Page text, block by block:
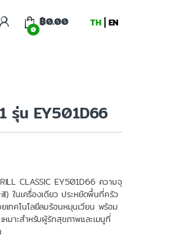
0
฿0.00 TH EN
รุ่น EY501D66
CLASSIC EY501D66 ความจุ
ในเครื่องเดียว ประหยัดพื้นที่ครัว
ทคโนโลยีลมร้อนหมุนเวียน พร้อม
มาะสำหรับผู้รักสุขภาพและเมนูที่